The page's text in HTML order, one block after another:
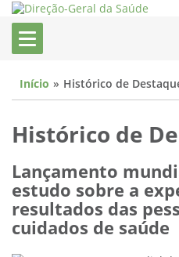
Início Histórico de
Histórico de
Lançamento
estudo sobre a
resultados das
cuidados de saúde